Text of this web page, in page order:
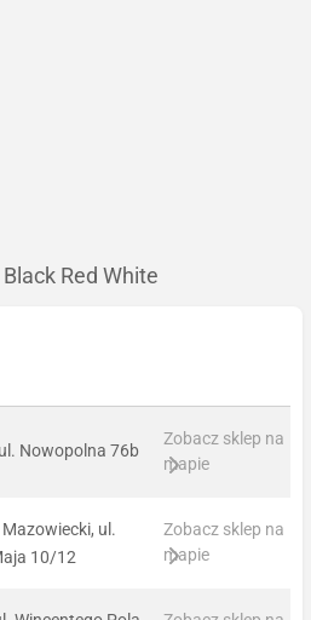
Red White
Nowopolna 76b
Zobacz sklep na
mapie
ul.
10/12
Zobacz sklep na
mapie